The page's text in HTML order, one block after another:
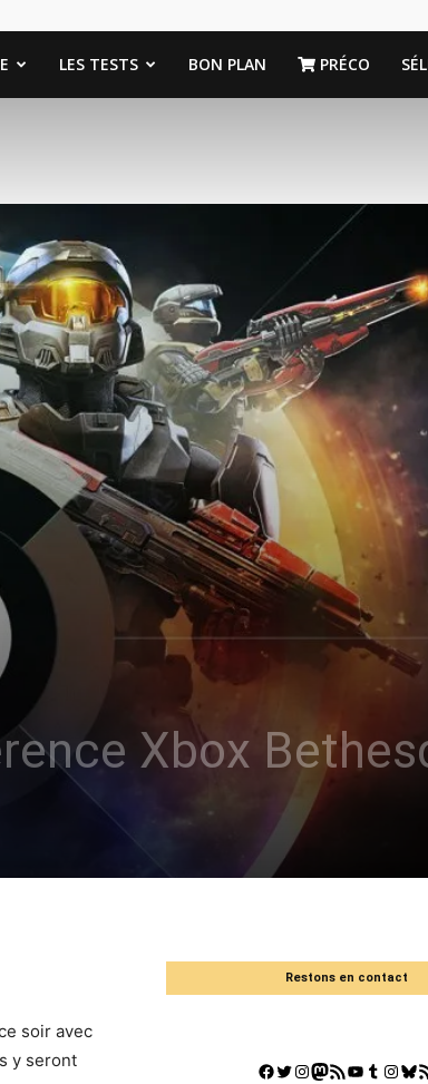
LES TESTS BON PLAN PRÉCO
Xbox
soir avec
y seront
Restons en contact
Facebook
Twitter
Instagram
Mastodon
Flux RSSYouTube
Tumblr